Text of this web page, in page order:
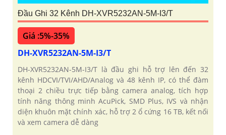
Đầu Ghi 32 Kênh DH-XVR5232AN-5M-I3/T
Giá :5%-35%
DH-XVR5232AN-5M-I3/T
DH-XVR5232AN-5M-I3/T là đầu ghi hỗ trợ lên đến 32
kênh HDCVI/TVI/AHD/Analog và 48 kênh IP, có thể đàm
thoại 2 chiều trực tiếp bằng camera analog, tích hợp
tính năng thông minh AcuPick, SMD Plus, IVS và nhận
diện khuôn mặt chính xác, hỗ trợ 2 ổ cứng 16 TB, kết nối
và xem camera dễ dàng